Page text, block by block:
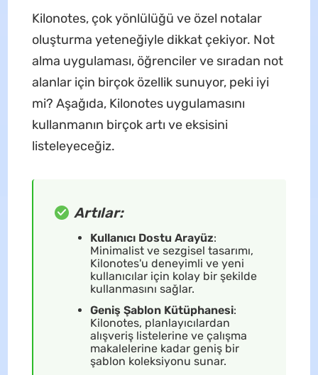
Kilonotes, çok yönlülüğü ve özel notalar
oluşturma yeteneğiyle dikkat çekiyor. Not
alma uygulaması, öğrenciler ve sıradan not
alanlar için birçok özellik sunuyor, peki iyi
mi? Aşağıda, Kilonotes uygulamasını
kullanmanın birçok artı ve eksisini
listeleyeceğiz.
Artılar:
Kullanıcı Dostu Arayüz:
Minimalist ve sezgisel tasarımı,
Kilonotes'u deneyimli ve yeni
kullanıcılar için kolay bir şekilde
kullanmasını sağlar.
Geniş Şablon Kütüphanesi:
Kilonotes, planlayıcılardan
alışveriş listelerine ve çalışma
makalelerine kadar geniş bir
şablon koleksiyonu sunar.